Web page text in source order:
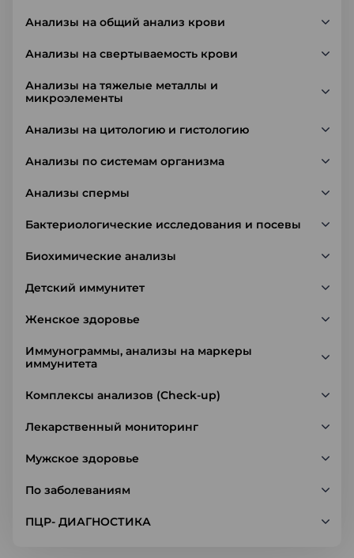
Анализы на общий анализ крови
Анализы на свертываемость крови
Анализы на тяжелые металлы и
микроэлементы
Анализы на цитологию и гистологию
Анализы по системам организма
Анализы спермы
Бактериологические исследования и посевы
Биохимические анализы
Детский иммунитет
Женское здоровье
Иммунограммы, анализы на маркеры
иммунитета
Комплексы анализов (Check-up)
Лекарственный мониторинг
Мужское здоровье
По заболеваниям
ПЦР- ДИАГНОСТИКА